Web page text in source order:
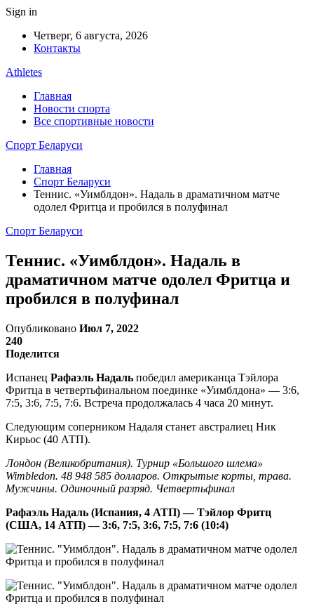
Sign in
Четверг, 6 августа, 2026
Контакты
Athletes
Главная
Новости спорта
Все спортивные новости
Спорт Беларуси
Главная
Спорт Беларуси
Теннис. «Уимблдон». Надаль в драматичном матче
одолел Фритца и пробился в полуфинал
Спорт Беларуси
Теннис. «Уимблдон». Надаль в
драматичном матче одолел Фритца и
пробился в полуфинал
Опубликовано Июл 7, 2022
240
Поделится
Испанец Рафаэль Надаль победил американца Тэйлора
Фритца в четвертьфинальном поединке «Уимблдона» — 3:6,
7:5, 3:6, 7:5, 7:6. Встреча продолжалась 4 часа 20 минут.
Следующим соперником Надаля станет австралиец Ник
Кирьос (40 АТП).
Лондон (Великобритания). Турнир «Большого шлема»
Wimbledon. 48 948 585 долларов. Открытые корты, трава.
Мужчины. Одиночный разряд. Четвертьфинал
Рафаэль Надаль (Испания, 4 АТП) — Тэйлор Фритц
(США, 14 АТП) — 3:6, 7:5, 3:6, 7:5, 7:6 (10:4)